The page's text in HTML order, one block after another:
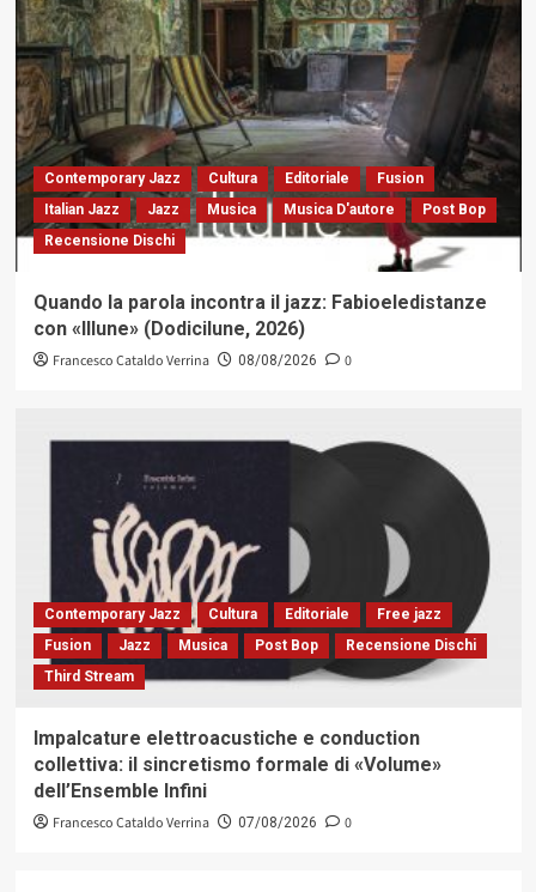
Contemporary Jazz Cultura Editoriale
Fusion
Italian Jazz
Jazz Musica Musica D'autore
Post Bop
Recensione Dischi
Quando la parola incontra il jazz: Fabioeledistanze
con «Illune» (Dodicilune, 2026)
Francesco Cataldo Verrina 08/08/2026 0
Contemporary Jazz Cultura Editoriale
Free jazz
Fusion
Jazz Musica Post Bop
Recensione Dischi
Third Stream
Impalcature elettroacustiche e conduction
collettiva: il sincretismo formale di «Volume»
dell’Ensemble Infini
Francesco Cataldo Verrina 07/08/2026 0